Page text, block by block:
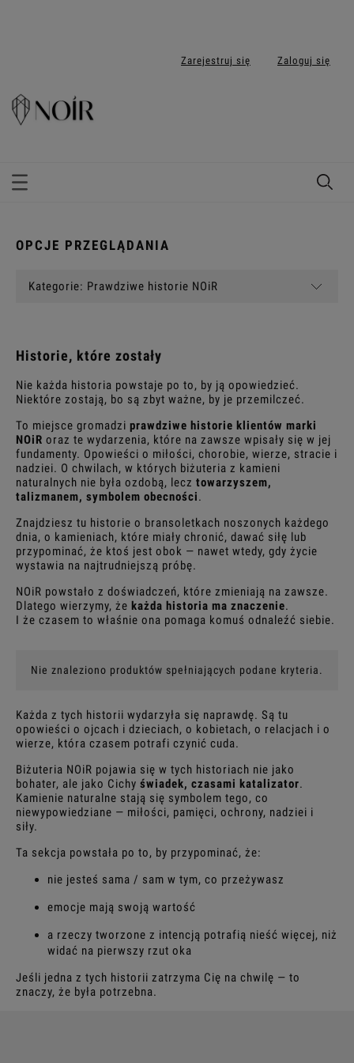
Zarejestruj się Zaloguj się
OPCJE PRZEGLĄDANIA
Kategorie: Prawdziwe historie NOiR
Historie, które zostały
Nie każda historia powstaje po to, by ją opowiedzieć.
Niektóre zostają, bo są zbyt ważne, by je przemilczeć.
To miejsce gromadzi prawdziwe historie klientów marki
NOiR oraz te wydarzenia, które na zawsze wpisały się w jej
fundamenty. Opowieści o miłości, chorobie, wierze, stracie i
nadziei. O chwilach, w których biżuteria z kamieni
naturalnych nie była ozdobą, lecz towarzyszem,
talizmanem, symbolem obecności.
Znajdziesz tu historie o bransoletkach noszonych każdego
dnia, o kamieniach, które miały chronić, dawać siłę lub
przypominać, że ktoś jest obok — nawet wtedy, gdy życie
wystawia na najtrudniejszą próbę.
NOiR powstało z doświadczeń, które zmieniają na zawsze.
Dlatego wierzymy, że każda historia ma znaczenie.
I że czasem to właśnie ona pomaga komuś odnaleźć siebie.
Nie znaleziono produktów spełniających podane kryteria.
Każda z tych historii wydarzyła się naprawdę. Są tu
opowieści o ojcach i dzieciach, o kobietach, o relacjach i o
wierze, która czasem potrafi czynić cuda.
Biżuteria NOiR pojawia się w tych historiach nie jako
bohater, ale jako Cichy świadek, czasami katalizator.
Kamienie naturalne stają się symbolem tego, co
niewypowiedziane — miłości, pamięci, ochrony, nadziei i
siły.
Ta sekcja powstała po to, by przypominać, że:
nie jesteś sama / sam w tym, co przeżywasz
emocje mają swoją wartość
a rzeczy tworzone z intencją potrafią nieść więcej, niż
widać na pierwszy rzut oka
Jeśli jedna z tych historii zatrzyma Cię na chwilę — to
znaczy, że była potrzebna.